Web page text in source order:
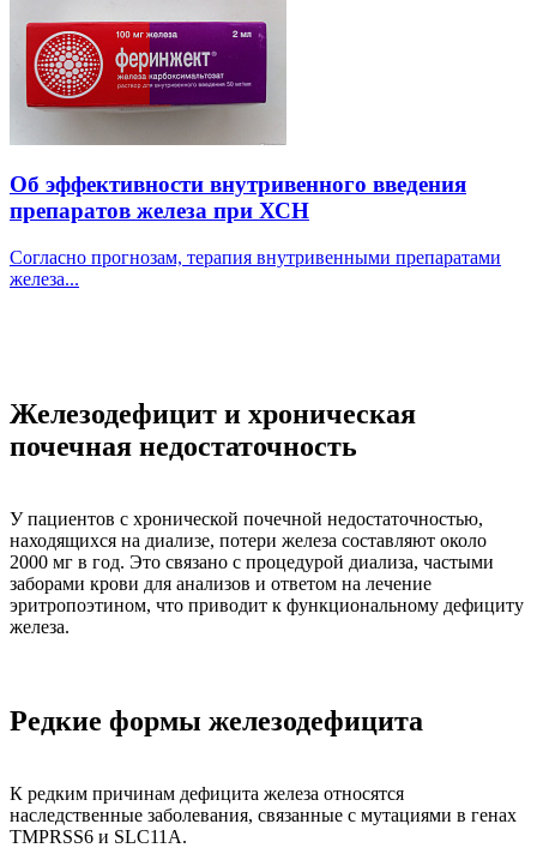
Об эффективности внутривенного введения
препаратов железа при ХСН
Согласно прогнозам, терапия внутривенными препаратами
железа...
Железодефицит и хроническая
почечная недостаточность
У пациентов с хронической почечной недостаточностью,
находящихся на диализе, потери железа составляют около
2000 мг в год. Это связано с процедурой диализа, частыми
заборами крови для анализов и ответом на лечение
эритропоэтином, что приводит к функциональному дефициту
железа.
Редкие формы железодефицита
К редким причинам дефицита железа относятся
наследственные заболевания, связанные с мутациями в генах
TMPRSS6 и SLC11A.